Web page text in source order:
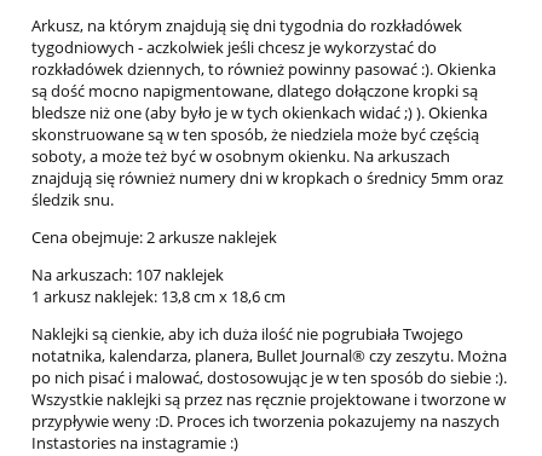
Arkusz, na którym znajdują się dni tygodnia do rozkładówek
tygodniowych - aczkolwiek jeśli chcesz je wykorzystać do
rozkładówek dziennych, to również powinny pasować :). Okienka
są dość mocno napigmentowane, dlatego dołączone kropki są
bledsze niż one (aby było je w tych okienkach widać ;) ). Okienka
skonstruowane są w ten sposób, że niedziela może być częścią
soboty, a może też być w osobnym okienku. Na arkuszach
znajdują się również numery dni w kropkach o średnicy 5mm oraz
śledzik snu.
Cena obejmuje: 2 arkusze naklejek
Na arkuszach: 107 naklejek
1 arkusz naklejek: 13,8 cm x 18,6 cm
Naklejki są cienkie, aby ich duża ilość nie pogrubiała Twojego
notatnika, kalendarza, planera, Bullet Journal® czy zeszytu. Można
po nich pisać i malować, dostosowując je w ten sposób do siebie :).
Wszystkie naklejki są przez nas ręcznie projektowane i tworzone w
przypływie weny :D. Proces ich tworzenia pokazujemy na naszych
Instastories na instagramie :)